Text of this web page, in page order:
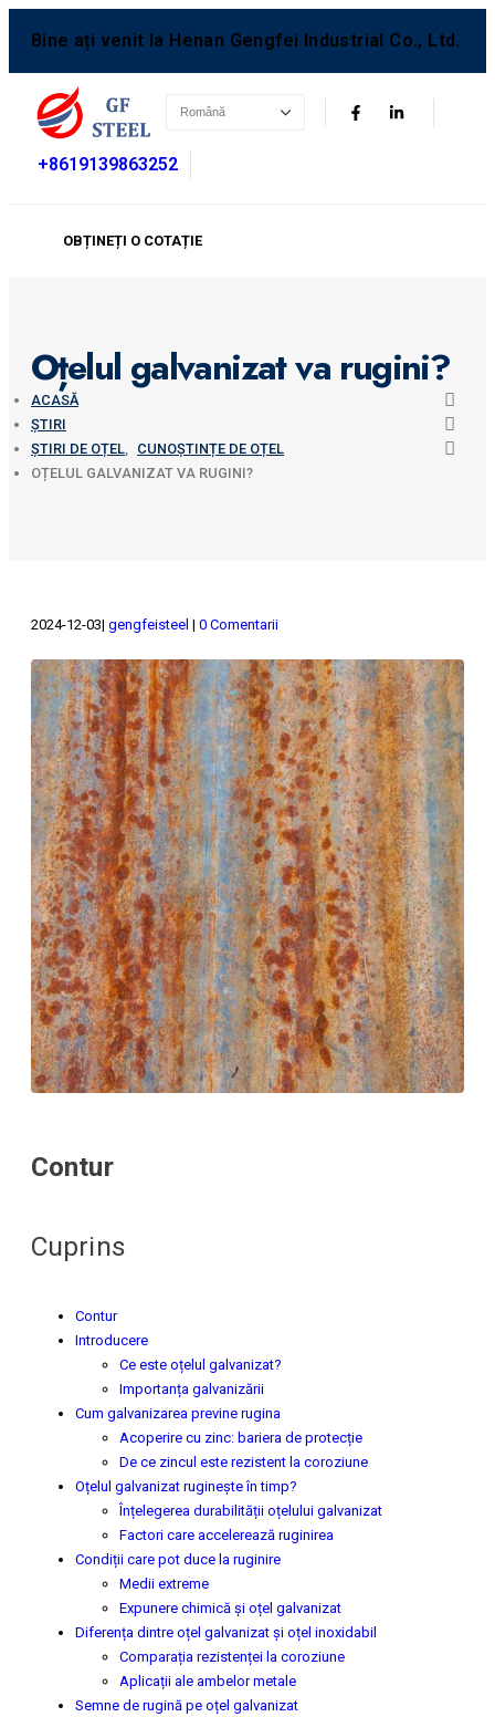
Bine ați venit la Henan Gengfei Industrial Co., Ltd.
+8619139863252
OBȚINEȚI O COTAȚIE
Oțelul galvanizat va rugini?
ACASĂ
ŞTIRI
ȘTIRI DE OȚEL
CUNOȘTINȚE DE OȚEL
OȚELUL GALVANIZAT VA RUGINI?
2024-12-03 gengfeisteel 0 Comentarii
Contur
Cuprins
Contur
Introducere
Ce este oțelul galvanizat?
Importanța galvanizării
Cum galvanizarea previne rugina
Acoperire cu zinc: bariera de protecție
De ce zincul este rezistent la coroziune
Oțelul galvanizat ruginește în timp?
Înțelegerea durabilității oțelului galvanizat
Factori care accelerează ruginirea
Condiții care pot duce la ruginire
Medii extreme
Expunere chimică și oțel galvanizat
Diferența dintre oțel galvanizat și oțel inoxidabil
Comparația rezistenței la coroziune
Aplicații ale ambelor metale
Semne de rugină pe oțel galvanizat